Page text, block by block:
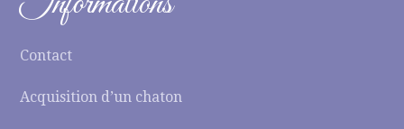
Contact
Acquisition d’un chaton